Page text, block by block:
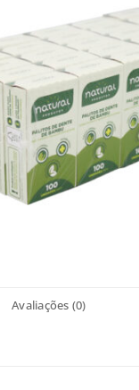
Avaliações (0)